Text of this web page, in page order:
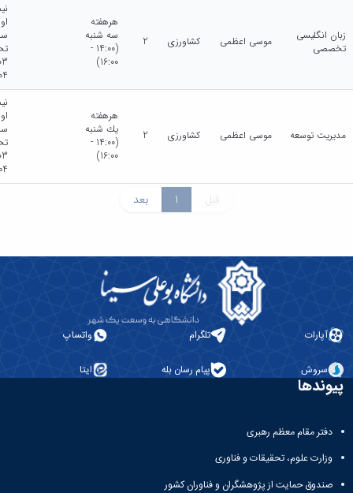
زبان انگلیسی
تخصصی
موسی اعظمی کشاورزی 2
هرهفته
سه شنبه
(14:00 -
16:00)
مدیریت توسعه موسی اعظمی کشاورزی 2
هرهفته
يك شنبه
(14:00 -
16:00)
قبل 1 بعد
آپارات تلگرام واتساپ
سروش پیام رسان بله ایتا
پیوندها
دفتر مقام معظم رهبری
وزارت علوم، تحقیقات و فناوری
صندوق حمایت از پژوهشگران و فناوران کشور